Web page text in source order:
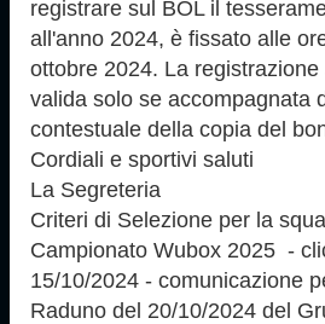
registrare sul BOL il
all'anno 2024, è fissato alle
ottobre 2024. La
valida solo se accompagnata
contestuale della copia del
Cordiali e sportivi saluti
La Segreteria
Criteri di Selezione per la
Campionato Wubox 2025 -
15/10/2024 - comunicazione
Raduno del 20/10/2024 del